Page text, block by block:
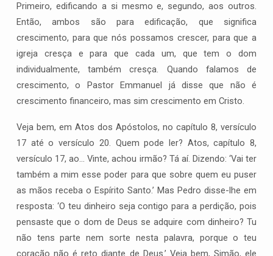
Primeiro, edificando a si mesmo e, segundo, aos outros.
Então, ambos são para edificação, que significa
crescimento, para que nós possamos crescer, para que a
igreja cresça e para que cada um, que tem o dom
individualmente, também cresça. Quando falamos de
crescimento, o Pastor Emmanuel já disse que não é
crescimento financeiro, mas sim crescimento em Cristo.
Veja bem, em Atos dos Apóstolos, no capítulo 8, versículo
17 até o versículo 20. Quem pode ler? Atos, capítulo 8,
versículo 17, ao… Vinte, achou irmão? Tá aí. Dizendo: ‘Vai ter
também a mim esse poder para que sobre quem eu puser
as mãos receba o Espírito Santo.’ Mas Pedro disse-lhe em
resposta: ‘O teu dinheiro seja contigo para a perdição, pois
pensaste que o dom de Deus se adquire com dinheiro? Tu
não tens parte nem sorte nesta palavra, porque o teu
coração não é reto diante de Deus.’ Veja bem, Simão, ele